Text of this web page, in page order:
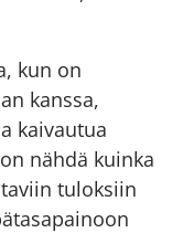
kun on
kanssa,
kaivautua
nähdä kuinka
tuloksiin